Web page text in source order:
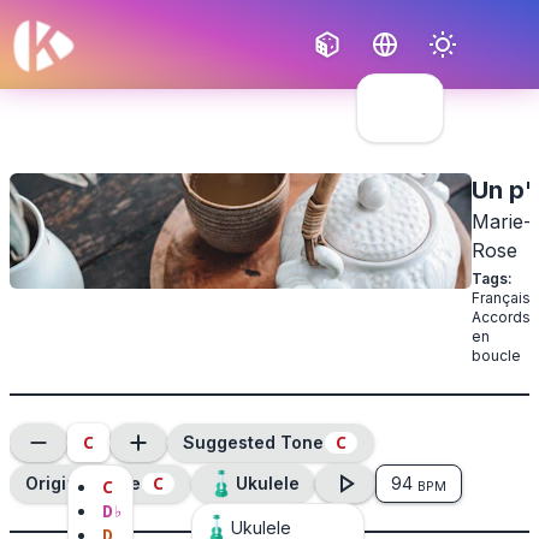
Un
Marie-
Rose
Tags:
Français
Accords
en
boucle
C
C
D♭
Suggested Tone C
Original Tone C Ukulele
Ukulele
94 BPM